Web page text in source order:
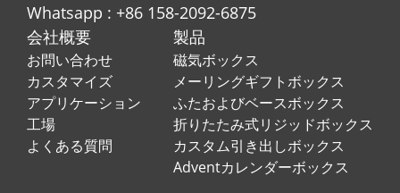
Whatsapp : +86 158-2092-6875
会社概要
お問い合わせ
カスタマイズ
アプリケーション
工場
よくある質問
製品
磁気ボックス
メーリングギフトボックス
ふたおよびベースボックス
折りたたみ式リジッドボックス
カスタム引き出しボックス
Adventカレンダーボックス